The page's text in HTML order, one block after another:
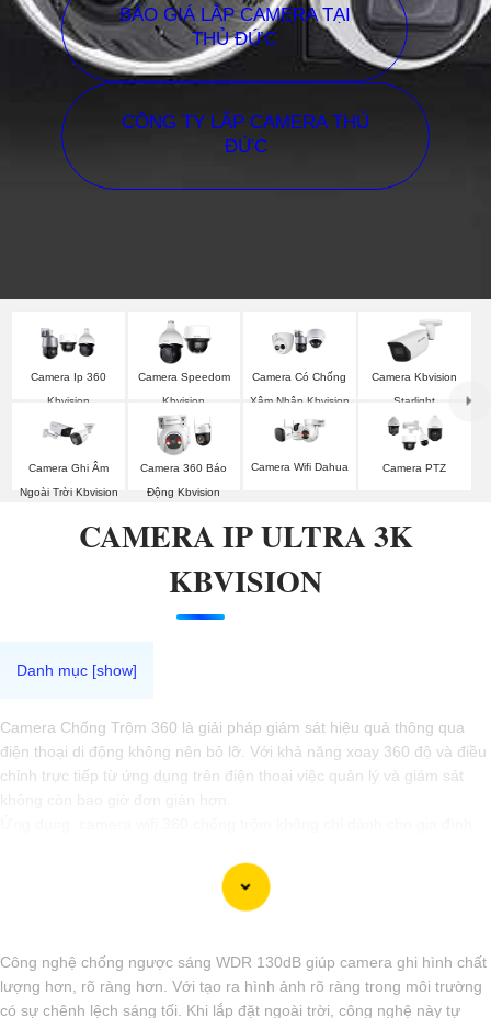
BÁO GIÁ LẮP CAMERA TẠI
THỦ ĐỨC
CÔNG TY LẮP CAMERA THỦ
ĐỨC
Camera Ip 360
Kbvision
Camera Speedom
Kbvision
Camera Có Chống
Xâm Nhập Kbvision
Camera Kbvision
Starlight
Camera Ghi Âm
Ngoài Trời Kbvision
Camera 360 Báo
Động Kbvision
Camera Wifi Dahua Camera PTZ
CAMERA IP ULTRA 3K
KBVISION
Camera Chống Trộm 360 là giải pháp giám sát hiệu quả thông qua
điện thoại di động không nên bỏ lỡ. Với khả năng xoay 360 độ và điều
chỉnh trực tiếp từ ứng dụng trên điện thoại việc quản lý và giám sát
Công nghệ chống ngược sáng WDR 130dB giúp camera ghi hình chất
lượng hơn, rõ ràng hơn. Với tạo ra hình ảnh rõ ràng trong môi trường
có sự chênh lệch sáng tối. Khi lắp đặt ngoài trời, công nghệ này tự